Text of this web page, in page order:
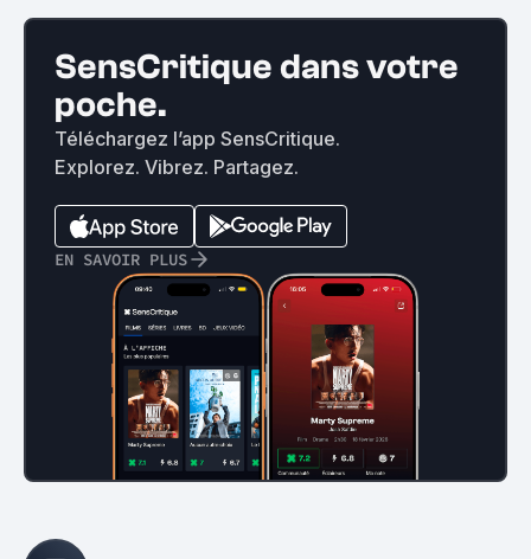
SensCritique dans votre
poche.
Téléchargez l’app SensCritique.
Explorez. Vibrez. Partagez.
EN SAVOIR PLUS